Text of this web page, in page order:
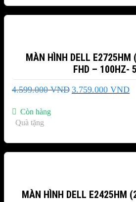
MÀN HÌNH DELL
FHD – 100HZ-
4.599.000VND Giá
3.759.000 VNDGiá
Còn hàng
Quà tặng
MÀN HÌNH DELL E2425HM